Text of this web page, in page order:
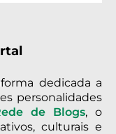
dedicada a
personalidades
de Blogs, o
culturais e